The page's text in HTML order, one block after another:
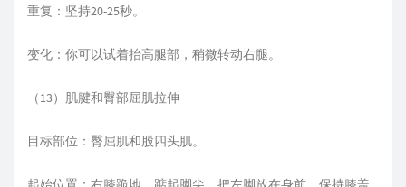
重复：坚持20-25秒。
变化：你可以试着抬高腿部，稍微转动右腿。
（13）肌腱和臀部屈肌拉伸
目标部位：臀屈肌和股四头肌。